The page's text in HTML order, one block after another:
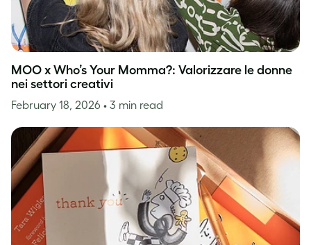
MOO x Who’s Your Momma?: Valorizzare le donne
nei settori creativi
February 18, 2026 • 3 min read